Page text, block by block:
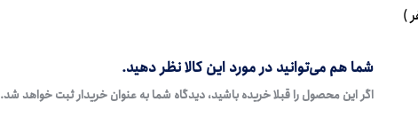
شما هم می‌توانید در مورد این کالا نظر دهید.
اگر این محصول را قبلا خریده باشید، دیدگاه شما به عنوان خریدار ثبت خواهد شد.